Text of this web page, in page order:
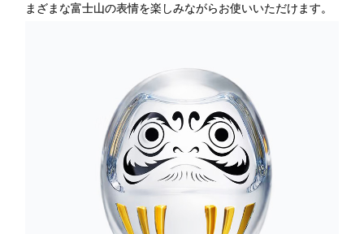
まざまな富士山の表情を楽しみながらお使いいただけます。